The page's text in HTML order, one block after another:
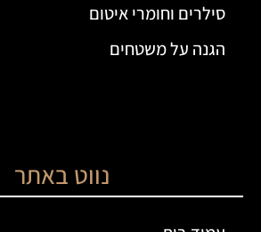
סילרים וחומרי איטום
הגנה על משטחים
נווט באתר